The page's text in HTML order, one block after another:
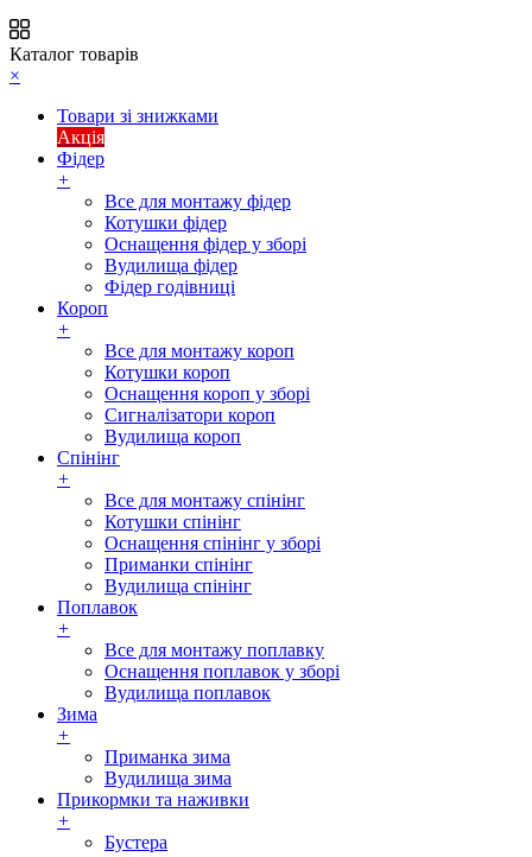
Каталог товарів
×
Товари зі знижками
Акція
Фідер
+
Все для монтажу фідер
Котушки фідер
Оснащення фідер у зборі
Вудилища фідер
Фідер годівниці
Короп
+
Все для монтажу короп
Котушки короп
Оснащення короп у зборі
Сигналізатори короп
Вудилища короп
Спінінг
+
Все для монтажу спінінг
Котушки спінінг
Оснащення спінінг у зборі
Приманки спінінг
Вудилища спінінг
Поплавок
+
Все для монтажу поплавку
Оснащення поплавок у зборі
Вудилища поплавок
Зима
+
Приманка зима
Вудилища зима
Прикормки та наживки
+
Бустера